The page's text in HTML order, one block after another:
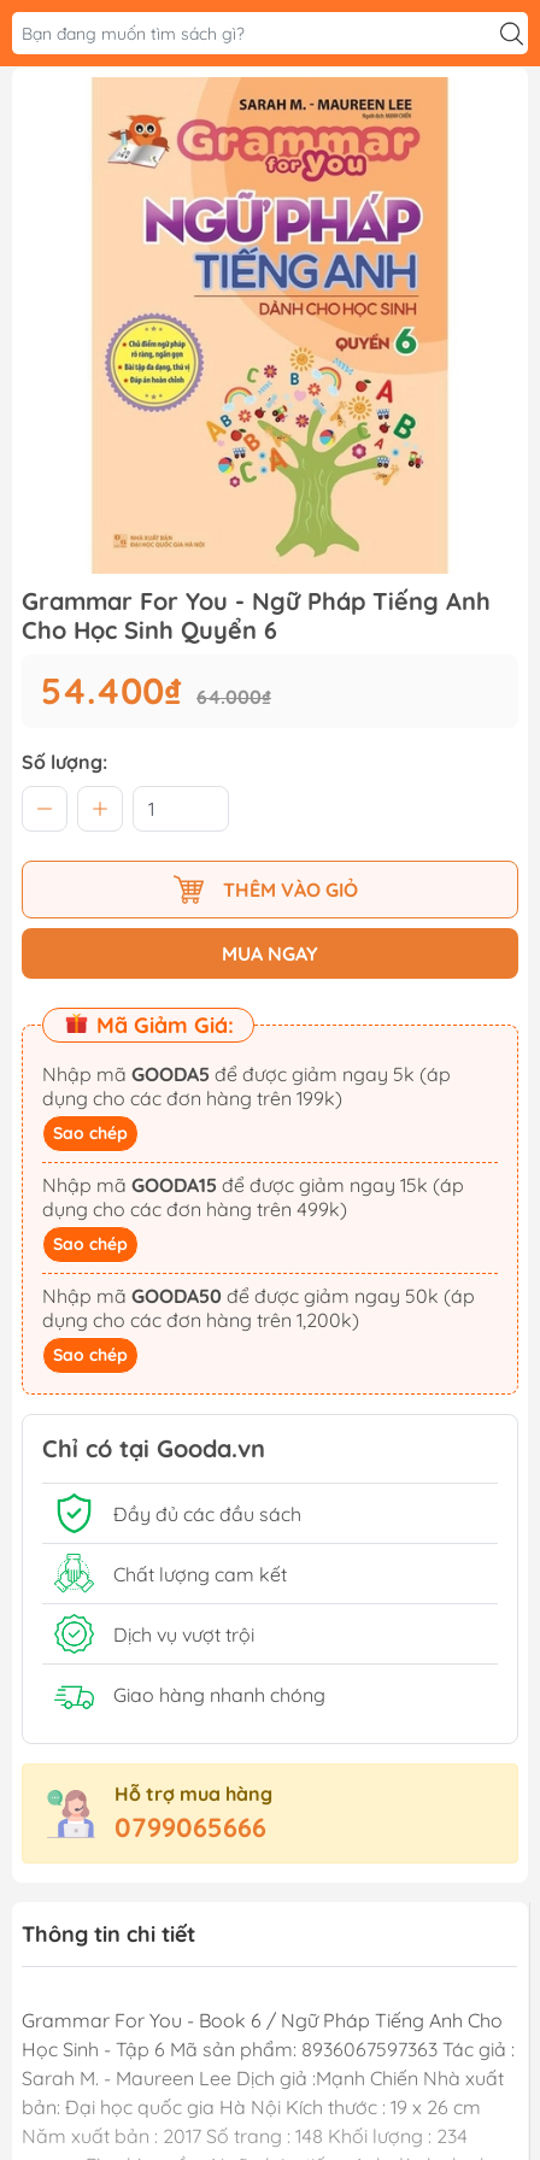
Grammar For You - Ngữ Pháp Tiếng Anh
Cho Học Sinh Quyển 6
54.400₫ 64.000₫
Số lượng:
THÊM VÀO GIỎ
MUA NGAY
Mã Giảm Giá:
Nhập mã GOODA5
dụng cho các đơn hàng trên 199k)
Sao chép
Nhập mã GOODA15
dụng cho các đơn hàng trên 499k)
Sao chép
Nhập mã GOODA50
dụng cho các đơn hàng trên 1,200k)
Sao chép
Chỉ có tại Gooda.vn
Đầy đủ các đầu sách
Chất lượng cam kết
Dịch vụ vượt trội
Giao hàng nhanh chóng
Hỗ trợ mua hàng
0799065666
Thông tin chi tiết
Grammar For You - Book 6 / Ngữ Pháp Tiếng Anh Cho
Học Sinh - Tập 6 Mã sản phẩm: 8936067597363 Tác giả :
Sarah M. - Maureen Lee Dịch giả :Mạnh Chiến Nhà xuất
bản: Đại học quốc gia Hà Nội Kích thước : 19 x 26 cm
Năm xuất bản : 2017 Số trang : 148 Khối lượng : 234